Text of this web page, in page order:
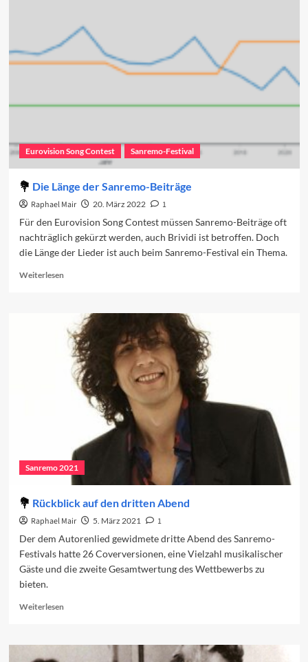
2025
Eurovision Song Contest Sanremo-Festival
Die Länge der Sanremo-Beiträge
Raphael Mair 20. März 2022
1
Für den Eurovision Song Contest müssen Sanremo-Beiträge oft
nachträglich gekürzt werden, auch Brividi ist betroffen. Doch
die Länge der Lieder ist auch beim Sanremo-Festival ein Thema.
WeiterlesenRead
Länge
der
Sanremo-
Beiträge
Sanremo 2021
Rückblick auf den dritten Abend
Raphael Mair 5. März 2021
1
Der dem Autorenlied gewidmete dritte Abend des Sanremo-
Festivals hatte 26 Coverversionen, eine Vielzahl musikalischer
Gäste und die zweite Gesamtwertung des Wettbewerbs zu
bieten.
WeiterlesenRead
Rückblick